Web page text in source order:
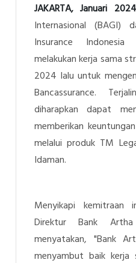
JAKARTA, Januari 2024
Internasional (BAGI)
Insurance
melakukan kerja sama
2024 lalu untuk
Bancassurance.
diharapkan dapat
memberikan
melalui produk TM
Idaman.
Menyikapi
Direktur Bank
menyatakan, "Bank
menyambut baik kerja